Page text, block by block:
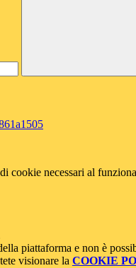
cookie necessari al
piattaforma e non è
visionare la COOKIE